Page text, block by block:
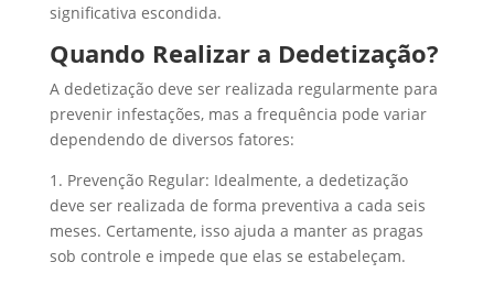
significativa escondida.
Quando Realizar a Dedetização?
A dedetização deve ser realizada regularmente para
prevenir infestações, mas a frequência pode variar
dependendo de diversos fatores:
1. Prevenção Regular: Idealmente, a dedetização
deve ser realizada de forma preventiva a cada seis
meses. Certamente, isso ajuda a manter as pragas
sob controle e impede que elas se estabeleçam.